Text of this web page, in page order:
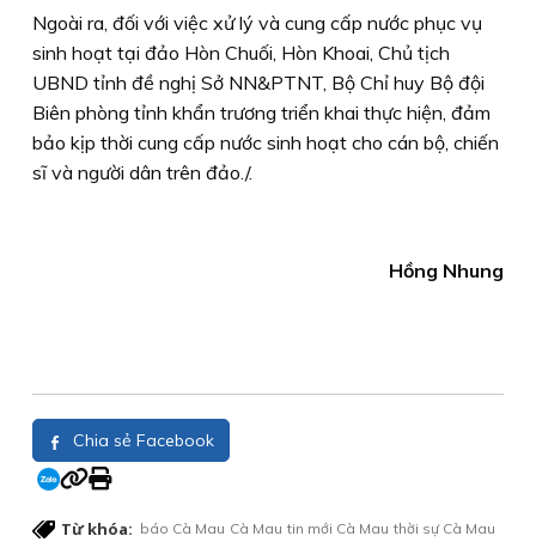
Ngoài ra, đối với việc xử lý và cung cấp nước phục vụ
sinh hoạt tại đảo Hòn Chuối, Hòn Khoai, Chủ tịch
UBND tỉnh đề nghị Sở NN&PTNT, Bộ Chỉ huy Bộ đội
Biên phòng tỉnh khẩn trương triển khai thực hiện, đảm
bảo kịp thời cung cấp nước sinh hoạt cho cán bộ, chiến
sĩ và người dân trên đảo./.
Hồng Nhung
Chia sẻ Facebook
Từ khóa: báo Cà Mau Cà Mau tin mới Cà Mau thời sự Cà Mau